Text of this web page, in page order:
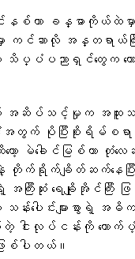
နစ်ဟာ ခန္ဓာကိုယ်ထဲမှာ
မှာ ကင်ဆာလို အန္တရာယ်ကြီ
ပံပညာရှင်တွေက ထောက်
အဆိပ်သင့်မှုက အထူးသ
အတွက် ပိုပြီးစိုးရိမ်စရ
ော့ မဲခေါင်မြစ်ဟာ တုံလ
နဲ့ တိုက်ရိုက်ချိတ်ဆက်နေပ
အကြီးဆုံး ရေချိုအိုင်ကြီး
သန်းပေါင်းများစွာရဲ့
ငါးလုပ်ငန်းကို ထောက်ပံ့
စ်ပါတယ်။